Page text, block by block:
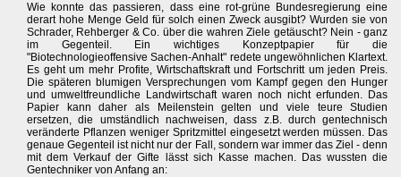
Wie konnte das passieren, dass eine rot-grüne Bundesregierung eine
derart hohe Menge Geld für solch einen Zweck ausgibt? Wurden sie von
Schrader, Rehberger & Co. über die wahren Ziele getäuscht? Nein - ganz
im Gegenteil. Ein wichtiges Konzeptpapier für die
"Biotechnologieoffensive Sachen-Anhalt" redete ungewöhnlichen Klartext.
Es geht um mehr Profite, Wirtschaftskraft und Fortschritt um jeden Preis.
Die späteren blumigen Versprechungen vom Kampf gegen den Hunger
und umweltfreundliche Landwirtschaft waren noch nicht erfunden. Das
Papier kann daher als Meilenstein gelten und viele teure Studien
ersetzen, die umständlich nachweisen, dass z.B. durch gentechnisch
veränderte Pflanzen weniger Spritzmittel eingesetzt werden müssen. Das
genaue Gegenteil ist nicht nur der Fall, sondern war immer das Ziel - denn
mit dem Verkauf der Gifte lässt sich Kasse machen. Das wussten die
Gentechniker von Anfang an: